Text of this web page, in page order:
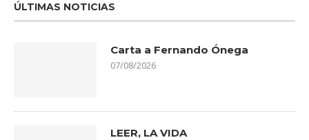
ÚLTIMAS NOTICIAS
Carta a Fernando Ónega
07/08/2026
LEER, LA VIDA